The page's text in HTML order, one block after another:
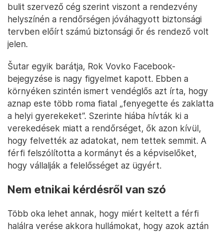
bulit szervező cég szerint viszont a rendezvény
helyszínén a rendőrségen jóváhagyott biztonsági
tervben előírt számú biztonsági őr és rendező volt
jelen.
Šutar egyik barátja, Rok Vovko Facebook-
bejegyzése is nagy figyelmet kapott. Ebben a
környéken szintén ismert vendéglős azt írta, hogy
aznap este több roma fiatal „fenyegette és zaklatta
a helyi gyerekeket”. Szerinte hiába hívták ki a
verekedések miatt a rendőrséget, ők azon kívül,
hogy felvették az adatokat, nem tettek semmit. A
férfi felszólította a kormányt és a képviselőket,
hogy vállalják a felelősséget az ügyért.
Nem etnikai kérdésről van szó
Több oka lehet annak, hogy miért keltett a férfi
halálra verése akkora hullámokat, hogy azok aztán